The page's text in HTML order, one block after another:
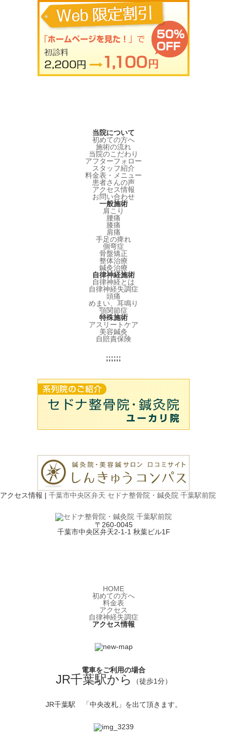
当院について
初めての方へ
施術の流れ
当院のこだわり
アフターフォロー
スタッフ紹介
料金表・メニュー
患者さんの声
アクセス情報
お問い合わせ
一般施術
肩こり
腰痛
膝痛
肩痛
手足の痺れ
側弯症
骨盤矯正
整体治療
鍼灸治療
自律神経施術
自律神経とは
自律神経失調症
頭痛
めまい、耳鳴り
顎関節症
特殊施術
アスリートケア
美容鍼灸
自賠責保険
;;;;;;
アクセス情報 | 千葉市中央区弁天 セドナ整骨院・鍼灸院 千葉駅前院
〒260-0045
千葉市中央区弁天2-1-1 秋葉ビル1F
HOME
初めての方へ
料金表
アクセス
自律神経失調症
アクセス情報
電車をご利用の場合
JR千葉駅から （徒歩1分）
JR千葉駅 「中央改札」を出て頂きます。